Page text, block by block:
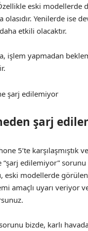
eski modellerde
olasıdır. Yenilerde ise
etkili olacaktır.
işlem yapmadan
şarj
5’te karşılaşmıştık
“şarj edilemiyor” sorunu
eski modellerde
amaçlı uyarı veriyor
bizde, karlı